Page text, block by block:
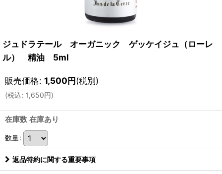
ジュドラテール オーガニック ゲッケイジュ（ローレ
ル） 精油 5ml
販売価格: 1,500円(税別)
(税込: 1,650円)
在庫数 在庫あり
数量:
返品特約に関する重要事項